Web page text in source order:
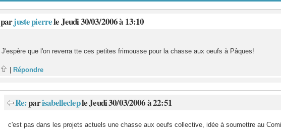
parjuste pierrele Jeudi 30/03/2006 à 13:10
J'espère que l'on reverra tte ces petites frimousse pour la chasse aux oeufs à Pâques!
Répondre
Re:parisabellecleple Jeudi 30/03/2006 à 22:51
c'est pas dans les projets actuels une chasse aux oeufs collective, idée à soumettre au